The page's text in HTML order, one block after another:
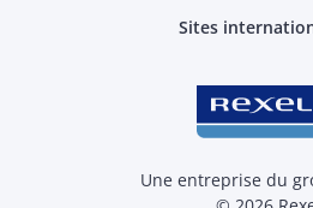
Sites
Une entreprise du